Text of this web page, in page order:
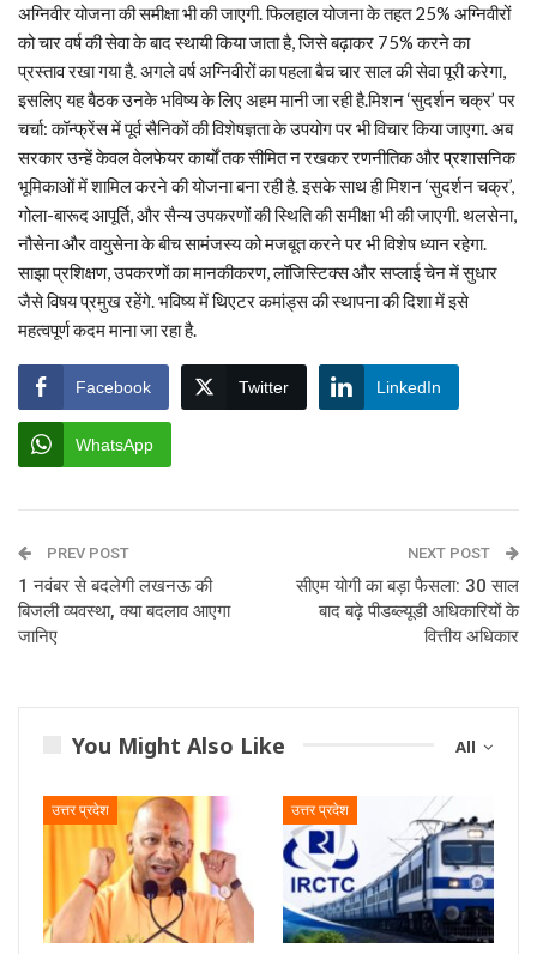
अग्निवीर योजना की समीक्षा भी की जाएगी. फिलहाल योजना के तहत 25% अग्निवीरों
को चार वर्ष की सेवा के बाद स्थायी किया जाता है, जिसे बढ़ाकर 75% करने का
प्रस्ताव रखा गया है. अगले वर्ष अग्निवीरों का पहला बैच चार साल की सेवा पूरी करेगा,
इसलिए यह बैठक उनके भविष्य के लिए अहम मानी जा रही है.मिशन ‘सुदर्शन चक्र’ पर
चर्चा: कॉन्फ्रेंस में पूर्व सैनिकों की विशेषज्ञता के उपयोग पर भी विचार किया जाएगा. अब
सरकार उन्हें केवल वेलफेयर कार्यों तक सीमित न रखकर रणनीतिक और प्रशासनिक
भूमिकाओं में शामिल करने की योजना बना रही है. इसके साथ ही मिशन ‘सुदर्शन चक्र’,
गोला-बारूद आपूर्ति, और सैन्य उपकरणों की स्थिति की समीक्षा भी की जाएगी. थलसेना,
नौसेना और वायुसेना के बीच सामंजस्य को मजबूत करने पर भी विशेष ध्यान रहेगा.
साझा प्रशिक्षण, उपकरणों का मानकीकरण, लॉजिस्टिक्स और सप्लाई चेन में सुधार
जैसे विषय प्रमुख रहेंगे. भविष्य में थिएटर कमांड्स की स्थापना की दिशा में इसे
महत्वपूर्ण कदम माना जा रहा है.
Facebook Twitter LinkedIn
WhatsApp
PREV POST
1 नवंबर से बदलेगी लखनऊ की
बिजली व्यवस्था, क्या बदलाव आएगा
जानिए
NEXT POST
सीएम योगी का बड़ा फैसला: 30 साल
बाद बढ़े पीडब्ल्यूडी अधिकारियों के
वित्तीय अधिकार
All
You Might Also Like
उत्तर प्रदेश उत्तर प्रदेश